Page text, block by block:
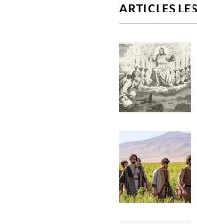
compte
ARTICLES